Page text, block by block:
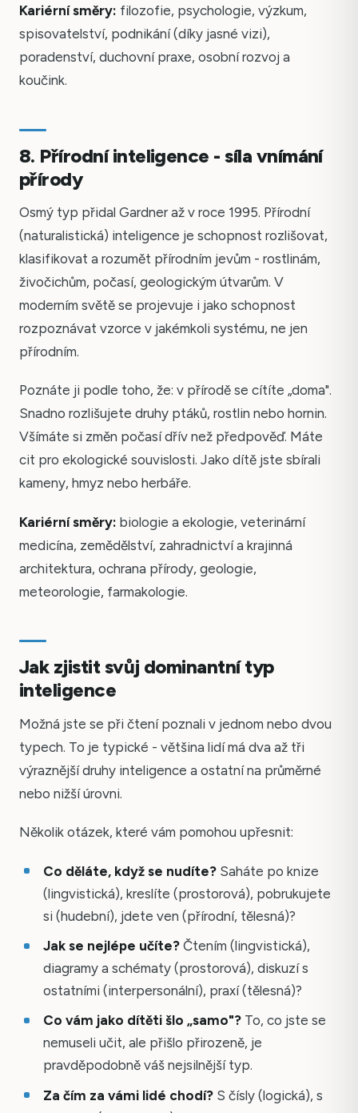
Kariérní směry: filozofie, psychologie, výzkum,
spisovatelství, podnikání (díky jasné vizi),
poradenství, duchovní praxe, osobní rozvoj a
koučink.
8. Přírodní inteligence - síla vnímání
přírody
Osmý typ přidal Gardner až v roce 1995. Přírodní
(naturalistická) inteligence je schopnost rozlišovat,
klasifikovat a rozumět přírodním jevům - rostlinám,
živočichům, počasí, geologickým útvarům. V
moderním světě se projevuje i jako schopnost
rozpoznávat vzorce v jakémkoli systému, ne jen
přírodním.
Poznáte ji podle toho, že: v přírodě se cítíte „doma".
Snadno rozlišujete druhy ptáků, rostlin nebo hornin.
Všímáte si změn počasí dřív než předpověď. Máte
cit pro ekologické souvislosti. Jako dítě jste sbírali
kameny, hmyz nebo herbáře.
Kariérní směry: biologie a ekologie, veterinární
medicína, zemědělství, zahradnictví a krajinná
architektura, ochrana přírody, geologie,
meteorologie, farmakologie.
Jak zjistit svůj dominantní typ
inteligence
Možná jste se při čtení poznali v jednom nebo dvou
typech. To je typické - většina lidí má dva až tři
výraznější druhy inteligence a ostatní na průměrné
nebo nižší úrovni.
Několik otázek, které vám pomohou upřesnit:
Co děláte, když se nudíte?Saháte po knize
(lingvistická), kreslíte (prostorová), pobrukujete
si (hudební), jdete ven (přírodní, tělesná)?
Jak se nejlépe učíte?Čtením (lingvistická),
diagramy a schématy (prostorová), diskuzí s
ostatními (interpersonální), praxí (tělesná)?
Co vám jako dítěti šlo „samo"?To, co jste se
nemuseli učit, ale přišlo přirozeně, je
pravděpodobně váš nejsilnější typ.
Za čím za vámi lidé chodí?S čísly (logická), s